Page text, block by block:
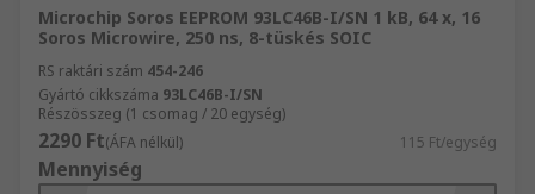
Microchip Soros EEPROM 93LC46B-I/SN 1 kB, 64 x, 16
Soros Microwire, 250 ns, 8-tüskés SOIC
RS raktári szám 454-246
Gyártó cikkszáma 93LC46B-I/SN
Részösszeg (1 csomag / 20 egység)
2290 Ft(ÁFA nélkül) 115 Ft/egység
Mennyiség